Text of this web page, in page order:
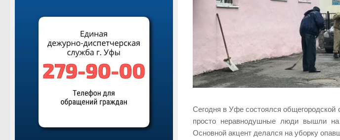
Сегодня в Уфе состоялся общегородской
просто неравнодушные люди вышли
Основной акцент делался на уборку